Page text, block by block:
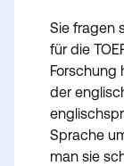
Sie fragen
für die
Forschung
der
Sprache
man sie